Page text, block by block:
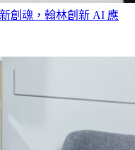
創魂，翰林創新 AI 應